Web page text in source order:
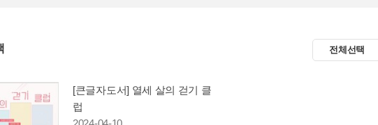
전체선택
[큰글자도서] 열세 살의 걷기 클
럽